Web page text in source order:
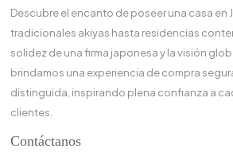
Descubre el encanto de poseer una casa en
tradicionales akiyas hasta residencias
solidez de una firma japonesa y la visión
brindamos una experiencia de compra
distinguida, inspirando plena confianza a
clientes.
Contáctanos